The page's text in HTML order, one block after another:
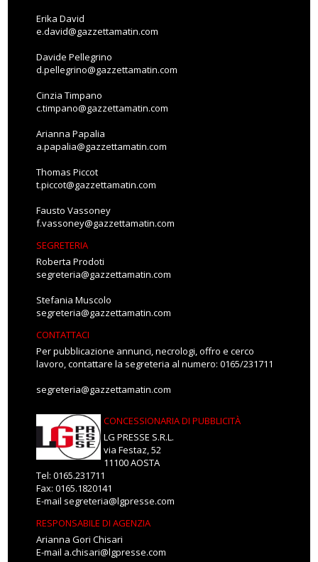
Erika David
e.david@gazzettamatin.com
Davide Pellegrino
d.pellegrino@gazzettamatin.com
Cinzia Timpano
c.timpano@gazzettamatin.com
Arianna Papalia
a.papalia@gazzettamatin.com
Thomas Piccot
t.piccot@gazzettamatin.com
Fausto Vassoney
f.vassoney@gazzettamatin.com
SEGRETERIA
Roberta Prodoti
segreteria@gazzettamatin.com
Stefania Muscolo
segreteria@gazzettamatin.com
CONTATTACI
Per pubblicazione annunci, necrologi, offro e cerco
lavoro, contattare la segreteria al numero: 0165/231711
segreteria@gazzettamatin.com
CONCESSIONARIA DI PUBBLICITÀ
LG PRESSE S.R.L.
via Festaz, 52
11100 AOSTA
Tel: 0165.231711
Fax: 0165.1820141
E-mail segreteria@lgpresse.com
RESPONSABILE DI AGENZIA
Arianna Gori Chisari
E-mail a.chisari@lgpresse.com